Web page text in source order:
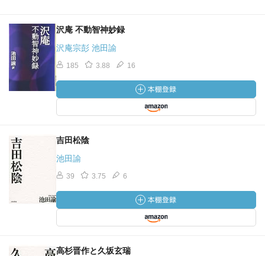
沢庵 不動智神妙録
沢庵宗彭 池田諭
185 3.88 16
吉田松陰
池田諭
39 3.75 6
高杉晋作と久坂玄瑞